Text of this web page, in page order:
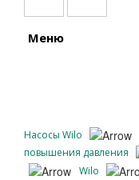
Меню
Насосы Wilo
повышения давления
Wilo